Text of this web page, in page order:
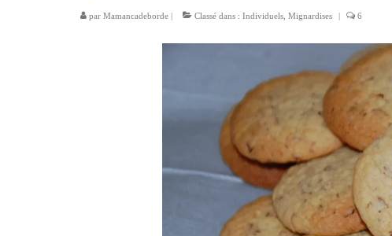
par Mamancadeborde Classé dans : Individuels Mignardises 6